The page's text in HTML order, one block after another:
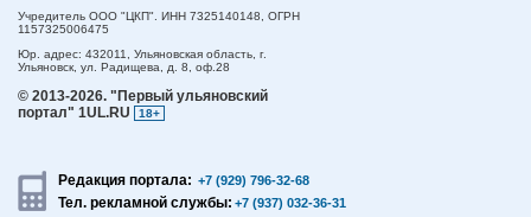
Учредитель ООО "ЦКП". ИНН 7325140148, ОГРН
1157325006475
Юр. адрес: 432011, Ульяновская область, г.
Ульяновск, ул. Радищева, д. 8, оф.28
© 2013-2026. "Первый ульяновский
портал" 1UL.RU
18+
Редакция портала: +7 (929) 796-32-68
Тел. рекламной службы: +7 (937) 032-36-31